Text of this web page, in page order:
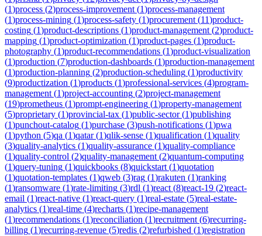
(1)process (2)process-improvement (1)process-management
(1)process-mining (1)process-safety (1)procurement (11)product-
costing (1)product-descriptions (1)product-management (2)product-
mapping (1)product-optimization (1)product-pages (1)product-
photography (1)product-recommendations (1)product-visualization
(1)production (7)production-dashboards (1)production-management
(1)production-planning (2)production-scheduling (1)productivity
(9)productization (1)products (1)professional-services (4)program-
management (1)project-accounting (2)project-management
(19)prometheus (1)prompt-engineering (1)property-management
(5)proprietary (1)provincial-tax (1)public-sector(1)publishing
(1)punchout-catalog (1)purchase (3)push-notifications (1)pwa
(1)python (5)qa (1)qatar(1)qlik-sense (1)qualification (1)quality
(3)quality-analytics (1)quality-assurance (1)quality-compliance
(1)quality-control (2)quality-management (2)quantum-computing
(1)query-tuning (1)quickbooks (8)quickstart (1)quotation
(1)quotation-templates (1)qweb (3)rag (1)rakuten (1)ranking
(1)ransomware (1)rate-limiting (3)rdl (1)react (8)react-19 (2)react-
email (1)react-native (1)react-query (1)real-estate (5)real-estate-
analytics (1)real-time (4)recharts (1)recipe-management
(1)recommendations (1)reconciliation (1)recruitment (6)recurring-
billing (1)recurring-revenue (5)redis (2)refurbished (1)registration